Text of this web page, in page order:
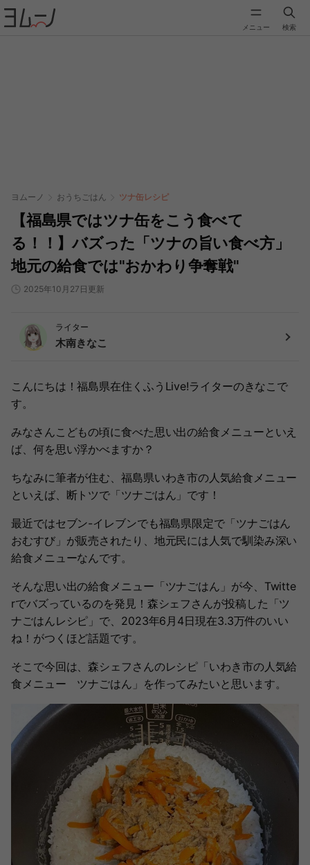
メニュー 検索
ヨムーノ おうちごはん ツナ缶レシピ
【福島県ではツナ缶をこう食べて
る！！】バズった「ツナの旨い食べ方」
地元の給食では"おかわり争奪戦"
2025年10月27日更新
ライター
木南きなこ
こんにちは！福島県在住くふうLive!ライターのきなこで
す。
みなさんこどもの頃に食べた思い出の給食メニューといえ
ば、何を思い浮かべますか？
ちなみに筆者が住む、福島県いわき市の人気給食メニュー
といえば、断トツで「ツナごはん」です！
最近ではセブン-イレブンでも福島県限定で「ツナごはん
おむすび」が販売されたり、地元民には人気で馴染み深い
給食メニューなんです。
そんな思い出の給食メニュー「ツナごはん」が今、Twitte
rでバズっているのを発見！森シェフさんが投稿した「ツ
ナごはんレシピ」で、2023年6月4日現在3.3万件のいい
ね！がつくほど話題です。
そこで今回は、森シェフさんのレシピ「いわき市の人気給
食メニュー ツナごはん」を作ってみたいと思います。